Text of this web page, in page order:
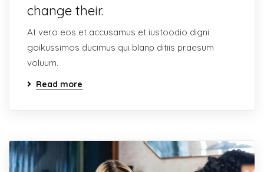
change their.
At vero eos et accusamus et iustoodio digni
goikussimos ducimus qui blanp ditiis praesum
voluum.
Read more